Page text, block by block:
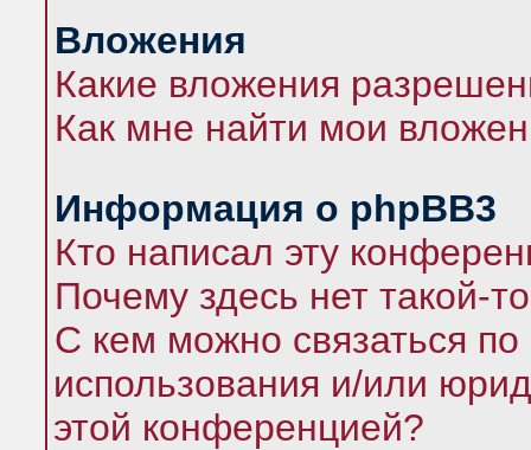
Вложения
Какие вложения
Как мне найти мои
Информация о phpBB3
Кто написал эту
Почему здесь нет такой-
С кем можно связаться по
использования и/или
этой конференцией?